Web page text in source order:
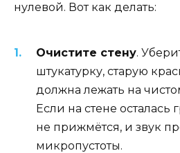
нулевой. Вот как делать:
Очистите стену.
штукатурку, старую
должна лежать на
Если на стене осталась
не прижмётся, и звук
микропустоты.